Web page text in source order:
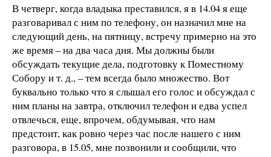
В четверг, когда владыка преставился, я в 14.04 я еще
разговаривал с ним по телефону, он назначил мне на
следующий день, на пятницу, встречу примерно на это
же время – на два часа дня. Мы должны были
обсуждать текущие дела, подготовку к Поместному
Собору и т. д., – тем всегда было множество. Вот
буквально только что я слышал его голос и обсуждал с
ним планы на завтра, отключил телефон и едва успел
отвлечься, еще, впрочем, обдумывая, что нам
предстоит, как ровно через час после нашего с ним
разговора, в 15.05, мне позвонили и сообщили, что